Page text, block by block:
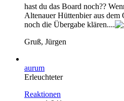
hast du das Board noch??
Altenauer Hüttenbier aus dem
noch die Übergabe klären....
Gruß, Jürgen
aurum
Erleuchteter
Reaktionen